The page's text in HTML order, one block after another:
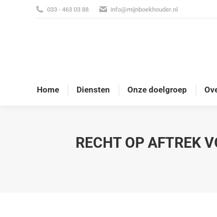
033 - 463 03 88 info@mijnboekhouder.nl
Home Diensten Onze doelgroep
RECHT OP AFTREK